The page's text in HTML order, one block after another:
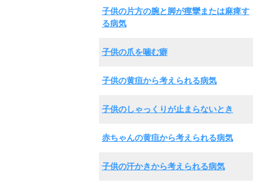
子供の片方の腕と脚が痙攣または麻痺す
る病気
子供の爪を噛む癖
子供の黄疸から考えられる病気
子供のしゃっくりが止まらないとき
赤ちゃんの黄疸から考えられる病気
子供の汗かきから考えられる病気